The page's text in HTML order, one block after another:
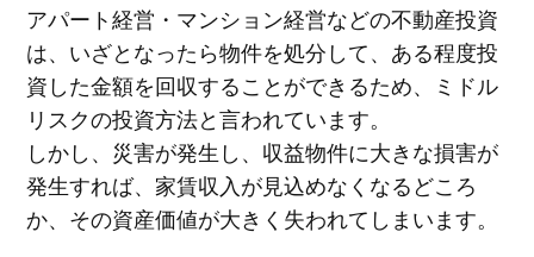
アパート経営・マンション経営などの不動産投資
は、いざとなったら物件を処分して、ある程度投
資した金額を回収することができるため、ミドル
リスクの投資方法と言われています。
しかし、災害が発生し、収益物件に大きな損害が
発生すれば、家賃収入が見込めなくなるどころ
か、その資産価値が大きく失われてしまいます。